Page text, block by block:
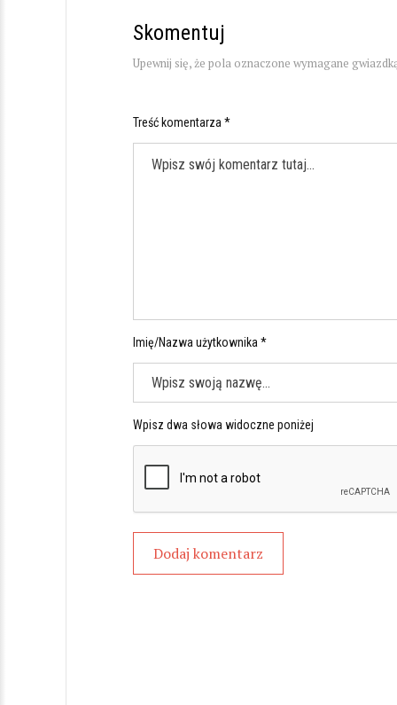
Skomentuj
Upewnij się, że pola oznaczone wymagane
Treść komentarza *
Imię/Nazwa użytkownika *
Wpisz dwa słowa widoczne poniżej